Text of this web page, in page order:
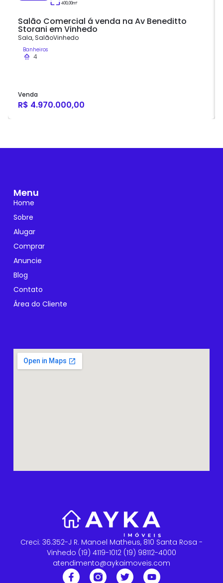
400,00m²
Salão Comercial á venda na Av Beneditto
Storani em Vinhedo
Sala,SalãoVinhedo
Banheiros
4
Venda
R$ 4.970.000,00
Creci: 36.352-J R. Manoel Matheus, 810 Santa Rosa -
Vinhedo (19) 4119-1012 (19) 98112-4000
atendimento@aykaimoveis.com
Menu
Home
Sobre
Alugar
Comprar
Anuncie
Blog
Contato
Área do Cliente